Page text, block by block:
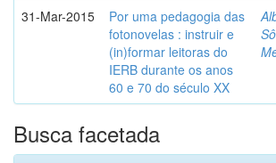
31-Mar-2015
Por uma pedagogia das
fotonovelas : instruir e
(in)formar leitoras do
IERB durante os anos
60 e 70 do século XX
Busca facetada